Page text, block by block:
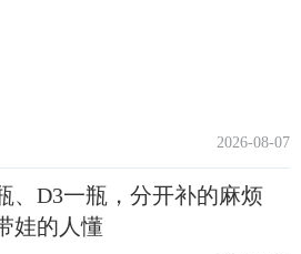
2026-08-07
、D3一瓶，分开补的麻烦
娃的人懂